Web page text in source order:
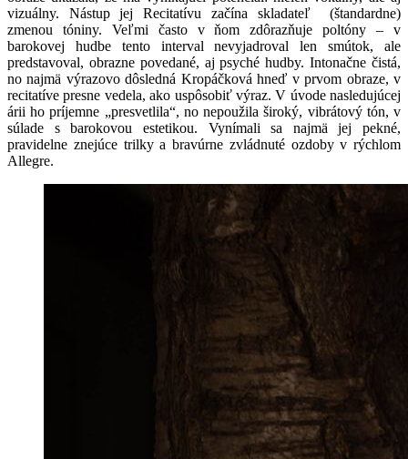
vizuálny. Nástup jej Recitatívu začína skladateľ (štandardne)
zmenou tóniny. Veľmi často v ňom zdôrazňuje poltóny – v
barokovej hudbe tento interval nevyjadroval len smútok, ale
predstavoval, obrazne povedané, aj psyché hudby. Intonačne čistá,
no najmä výrazovo dôsledná Kropáčková hneď v prvom obraze, v
recitatíve presne vedela, ako uspôsobiť výraz. V úvode nasledujúcej
árii ho príjemne „presvetlila“, no nepoužila široký, vibrátový tón, v
súlade s barokovou estetikou. Vynímali sa najmä jej pekné,
pravidelne znejúce trilky a bravúrne zvládnuté ozdoby v rýchlom
Allegre.